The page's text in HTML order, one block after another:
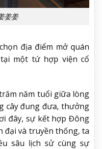
姜姜
địa điểm mở quán
một tứ hợp viện cổ
năm tuổi giữa lòng
cây đung đưa, thưởng
đây, sự kết hợp Đông
đại và truyền thống, ta
sâu lịch sử cùng sự